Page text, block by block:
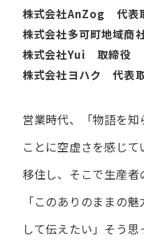
株式会社AnZog 代表
株式会社多可町地域
株式会社Yui 取締役
株式会社ヨハク 代表
営業時代、​「物語を​知
ことに​空虚さを​感じて
移住し、​そこで​生産者
「この​ありの​ままの​
して​伝えたい」 そう​思